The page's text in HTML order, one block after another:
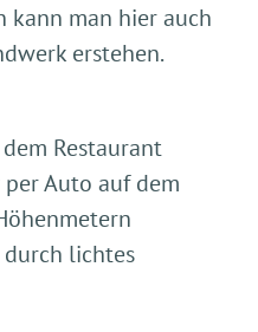
kann man hier auch
erstehen.
Restaurant
Auto auf dem
durch lichtes